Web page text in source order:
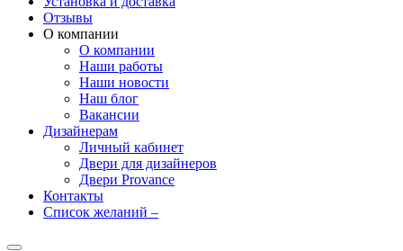
Отзывы
О компании
О компании
Наши работы
Наши новости
Наш блог
Вакансии
Дизайнерам
Личный кабинет
Двери для дизайнеров
Двери Provance
Контакты
Список желаний –